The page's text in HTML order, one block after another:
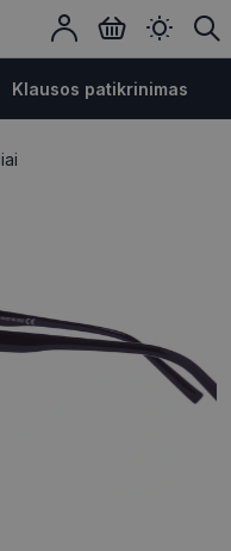
Klausos patikrinimas